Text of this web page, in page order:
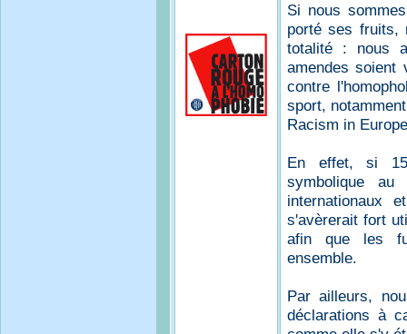
Si nous
porté ses fruits,
totalité : nous
amendes soient
contre
sport,
Racism in
En effet, si
symbolique au
internationaux
s'avèrerait fort
afin que les
ensemble.
Par ailleurs,
déclarations à